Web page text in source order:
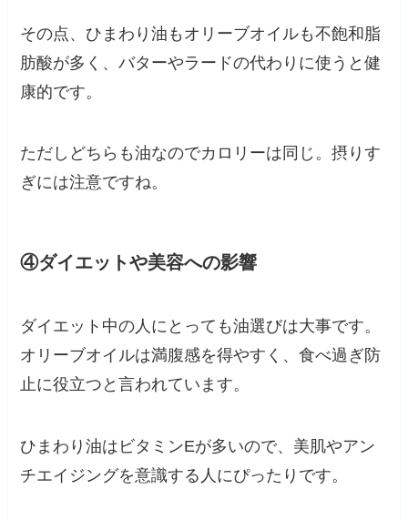
その点、ひまわり油もオリーブオイルも不飽和脂
肪酸が多く、バターやラードの代わりに使うと健
康的です。
ただしどちらも油なのでカロリーは同じ。摂りす
ぎには注意ですね。
④ダイエットや美容への影響
ダイエット中の人にとっても油選びは大事です。
オリーブオイルは満腹感を得やすく、食べ過ぎ防
止に役立つと言われています。
ひまわり油はビタミンEが多いので、美肌やアン
チエイジングを意識する人にぴったりです。